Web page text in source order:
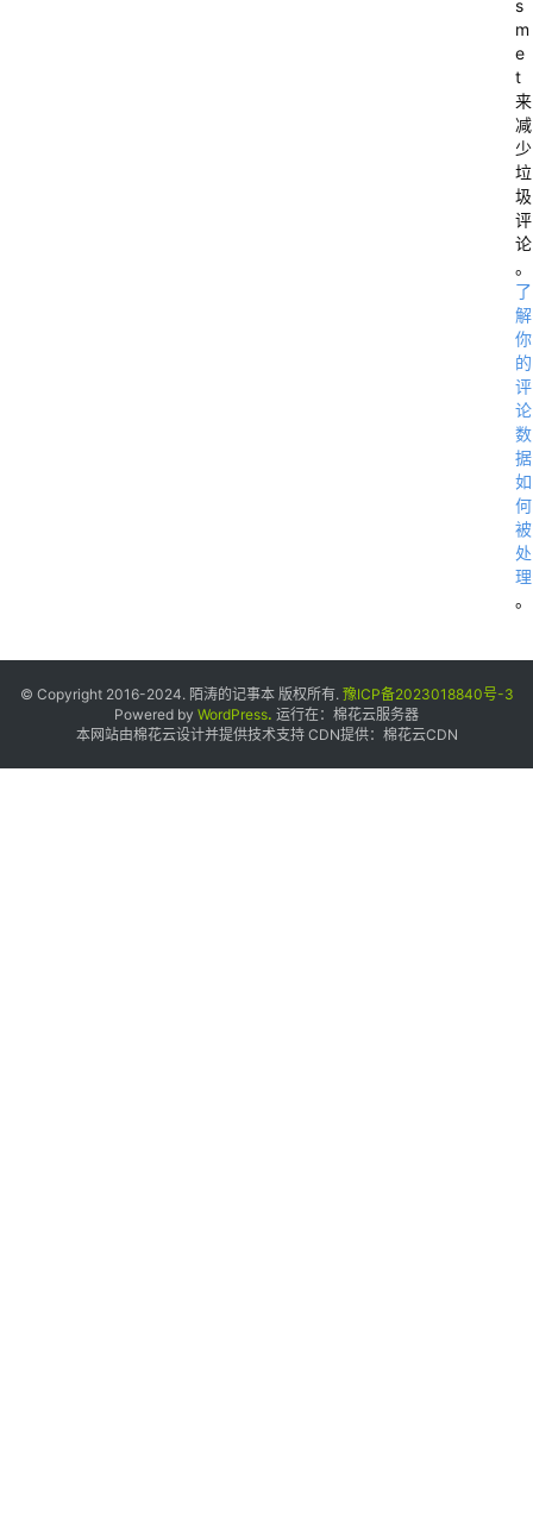
s
m
e
t
来
减
少
垃
圾
评
论
。
了
解
你
的
评
论
数
据
如
何
被
处
理
。
© Copyright 2016-2024. 陌涛的记事本 版权所有. 豫ICP备2023018840号-3
Powered by WordPress. 运行在： 棉花云服务器
本网站由棉花云设计并提供技术支持 CDN提供： 棉花云CDN